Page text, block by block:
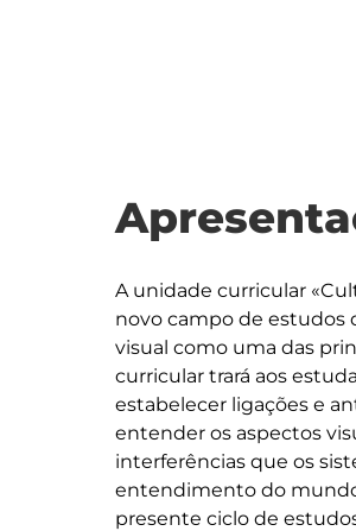
A unidade curricular
novo campo de estudos
visual como uma das
curricular trará aos
estabelecer ligações e
entender os aspectos
interferências que os
entendimento do
presente ciclo de